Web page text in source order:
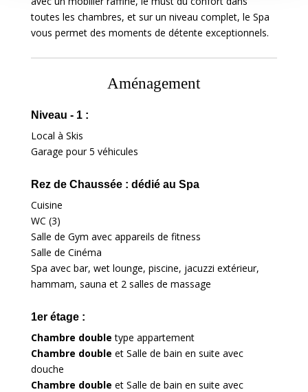
toutes les chambres, et sur un niveau complet, le Spa
vous permet des moments de détente exceptionnels.
Aménagement
Niveau - 1 :
Local à Skis
Garage pour 5 véhicules
Rez de Chaussée : dédié au Spa
Cuisine
WC (3)
Salle de Gym avec appareils de fitness
Salle de Cinéma
Spa avec bar, wet lounge, piscine, jacuzzi extérieur,
hammam, sauna et 2 salles de massage
1er étage :
Chambre double type appartement
Chambre double et Salle de bain en suite avec
douche
Chambre double et Salle de bain en suite avec